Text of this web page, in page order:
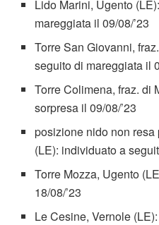
Lido Marini, Ugento
mareggiata il 09/08/’23
Torre San Giovanni,
seguito di mareggiata il
Torre Colimena, fraz. di
sorpresa il 09/08/’23
posizione nido non
(LE): individuato a
Torre Mozza, Ugento
18/08/’23
Le Cesine, Vernole